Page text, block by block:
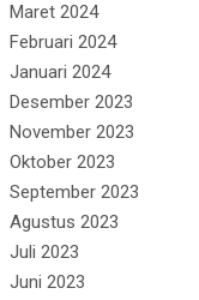
Maret 2024
Februari 2024
Januari 2024
Desember 2023
November 2023
Oktober 2023
September 2023
Agustus 2023
Juli 2023
Juni 2023